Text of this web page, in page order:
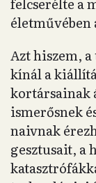
életművében
Azt hiszem,
kínál a
kortársainak
ismerősnek
naivnak
gesztusait, a